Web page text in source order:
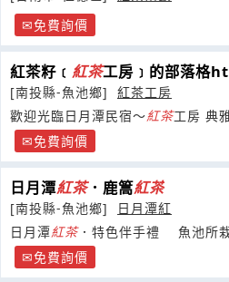
免費詢價
紅茶籽﹝ 紅茶工房﹞的部落
[南投縣-魚池鄉]
紅茶工房
歡迎光臨日月潭民宿～紅茶工房 典
紅茶工房
免費詢價
日月潭紅茶．鹿篙紅茶
[南投縣-魚池鄉]
日月潭紅
日月潭紅茶．特色伴手禮 魚池所
號、台茶八號、台茶十
免費詢價